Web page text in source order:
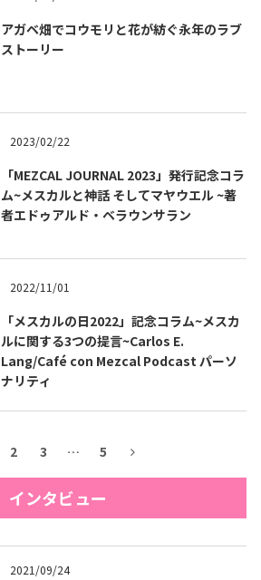
アガベ畑でコウモリと花が紡ぐ永年のラブ
ストーリー
2023/02/22
「MEZCAL JOURNAL 2023」発行記念コラ
ム~メスカルと神話 そしてマヤウエル ~著
者エドゥアルド・ベラウンサラン
2022/11/01
「メスカルの日2022」記念コラム~メスカ
ルに関する3つの提言~Carlos E.
Lang/Café con Mezcal Podcast パーソ
ナリティ
2 3 … 5
インタビュー
2021/09/24